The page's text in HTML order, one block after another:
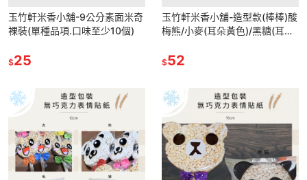
玉竹軒米香小舖-9公分素面米奇
裸裝(單種品項.口味至少10個)
$25
玉竹軒米香小舖-造型款(棒棒)酸
梅熊/小麥(耳朵黃色)/黑糖(耳朵
$52